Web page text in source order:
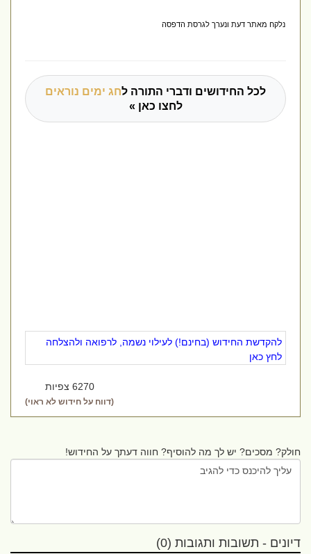
נלקח מאתר דעת ונערך לגרסת הדפסה
לכל החידושים ודברי התורה לחג ימים נוראים
לחצו כאן »
להקדשת החידוש (בחינם!) לעילוי נשמה, לרפואה ולהצלחה
לחץ כאן
6270 צפיות
(דווח על חידוש לא ראוי)
חולק? מסכים? יש לך מה להוסיף? חווה דעתך על החידוש!
דיונים - תשובות ותגובות (0)